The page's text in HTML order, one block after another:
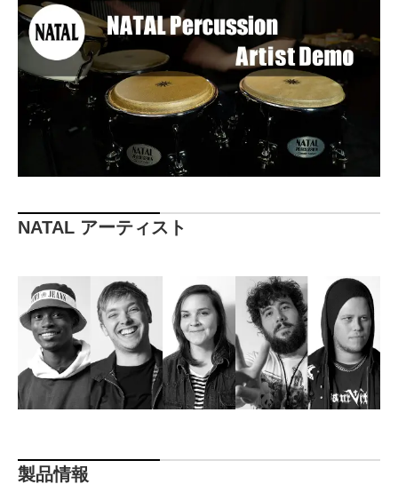
NATAL アーティスト
製品情報